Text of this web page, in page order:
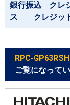
銀行振込 クレ
ス クレジット
RPC-
ご覧になって